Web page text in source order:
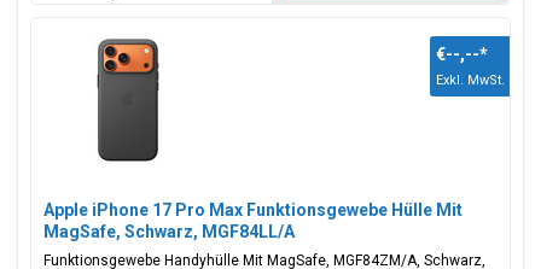
Apple iPhone 17 Pro Max Funktionsgewebe Hülle Mit
MagSafe, Schwarz, MGF84LL/A
Funktionsgewebe Handyhülle Mit MagSafe, MGF84ZM/A, Schwarz,
€--,--*
Exkl. MwSt.